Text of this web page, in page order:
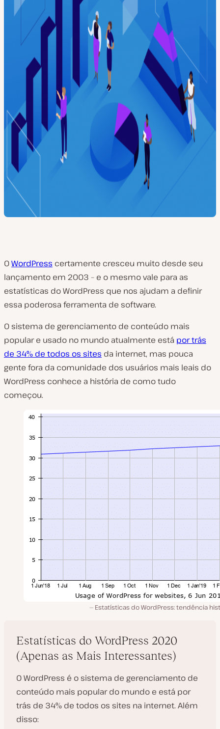
OWordPress certamente cresceu muito desde seu
lançamento em 2003 – e o mesmo vale para as
estatísticas do WordPress que nos ajudam a definir
essa poderosa ferramenta de software.
O sistema de gerenciamento de conteúdo mais
popular e usado no mundo atualmente está por trás
de 34% de todos os sites da internet, mas pouca
gente fora da comunidade dos usuários mais leais do
WordPress conhece a história de como tudo
começou.
Estatísticas do WordPress: tendência
Estatísticas do WordPress 2020
(Apenas as Mais Interessantes)
O WordPress é o sistema de gerenciamento de
conteúdo mais popular do mundo e está por
trás de 34% de todos os sites na internet. Além
disso: